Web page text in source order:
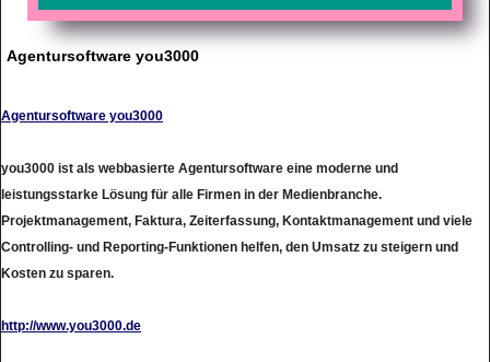
Agentursoftware you3000
Agentursoftware you3000
you3000 ist als webbasierte Agentursoftware eine moderne und
leistungsstarke Lösung für alle Firmen in der Medienbranche.
Projektmanagement, Faktura, Zeiterfassung, Kontaktmanagement und viele
Controlling- und Reporting-Funktionen helfen, den Umsatz zu steigern und
Kosten zu sparen.
http://www.you3000.de